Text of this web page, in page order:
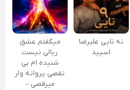
نه تایی علیرضا
اسپید
میگفتم عشق
ریالی نیست
شنیده ام بی
نقصی پروانه وار
میرقصی –